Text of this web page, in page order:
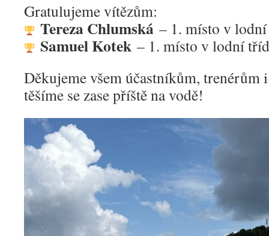
Gratulujeme vítězům:
Tereza Chlumská – 1. místo v
Samuel Kotek – 1. místo v lodní
Děkujeme všem účastníkům, trenérům
těšíme se zase příště na vodě!